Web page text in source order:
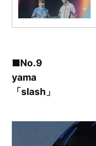
■No.9
yama
「slash」